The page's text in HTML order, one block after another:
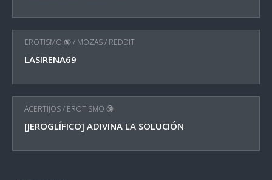
EROTISMO 🔞/ MOZAS/ REDDIT
LASIRENA69
ACERTIJOS/ EROTISMO 🔞
[JEROGLÍFICO] ADIVINA LA SOLUCIÓN